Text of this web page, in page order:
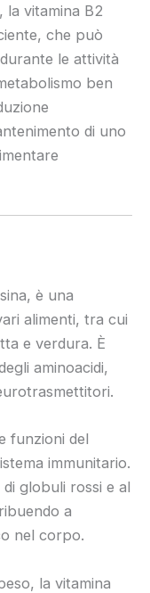
la vitamina B2
che può
le attività
ben
di uno
è una
alimenti, tra cui
e verdura. È
aminoacidi,
funzioni del
immunitario.
globuli rossi e al
a
nel corpo.
la vitamina